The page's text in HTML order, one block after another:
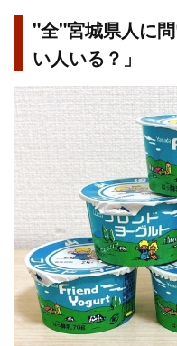
"全"宮城県人に
い人いる？」